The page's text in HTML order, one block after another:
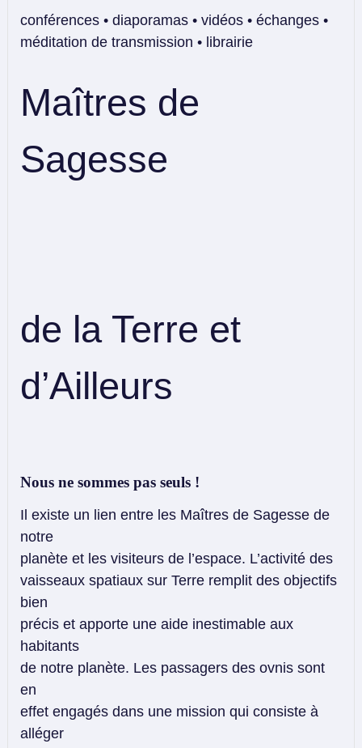
conférences • diaporamas • vidéos • échanges •
méditation de transmission • librairie
Maîtres de
Sagesse
de la Terre et
d’Ailleurs
Nous ne sommes pas seuls !
Il existe un lien entre les Maîtres de Sagesse de
notre
planète et les visiteurs de l’espace. L’activité des
vaisseaux spatiaux sur Terre remplit des objectifs
bien
précis et apporte une aide inestimable aux
habitants
de notre planète. Les passagers des ovnis sont
en
effet engagés dans une mission qui consiste à
alléger